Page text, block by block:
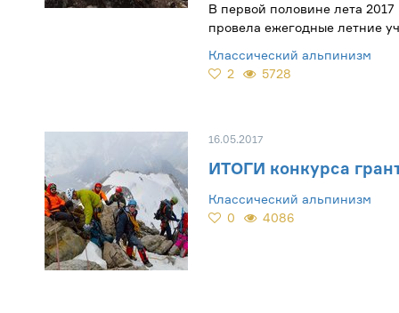
В первой половине лета
провела ежегодные летние
остряков
Классический альпинизм
2
5728
16.05.2017
ИТОГИ конкурса
Классический альпинизм
0
4086